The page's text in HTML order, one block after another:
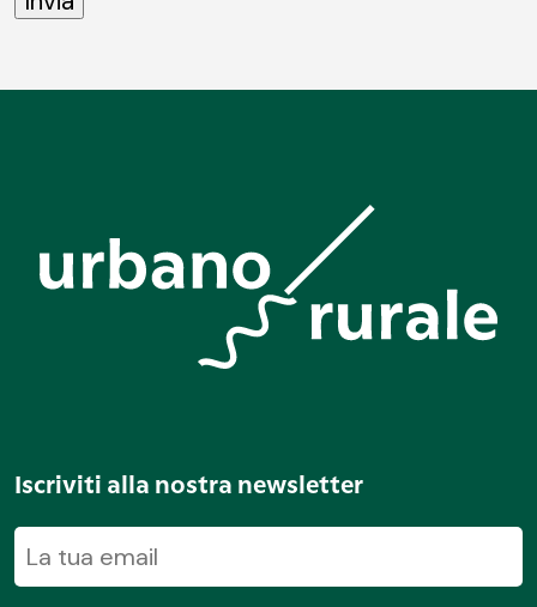
Iscriviti alla nostra newsletter